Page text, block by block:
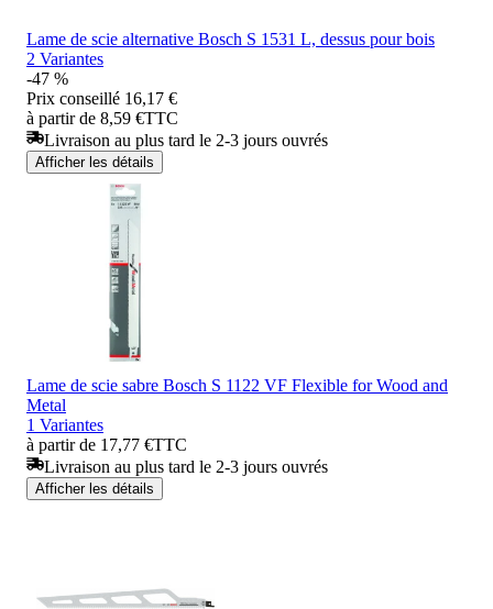
Lame de scie alternative Bosch S 1531 L, dessus pour bois
2 Variantes
-47 %
Prix conseillé 16,17 €
à partir de 8,59 €TTC
Livraison au plus tard le 2-3 jours ouvrés
Afficher les détails
Lame de scie sabre Bosch S 1122 VF Flexible for Wood and
Metal
1 Variantes
à partir de 17,77 €TTC
Livraison au plus tard le 2-3 jours ouvrés
Afficher les détails